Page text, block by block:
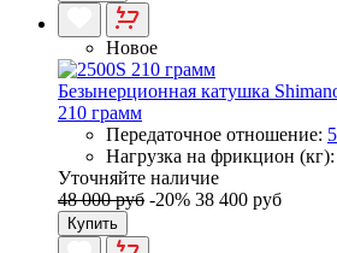
Новое
Безынерционная катушка
210 грамм
Передаточное отношение:
Нагрузка на фрикцион (кг):
Уточняйте наличие
48 000 руб -20% 38 400 руб
Купить